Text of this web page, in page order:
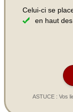
Celui-ci se
en haut
ASTUCE : Vos